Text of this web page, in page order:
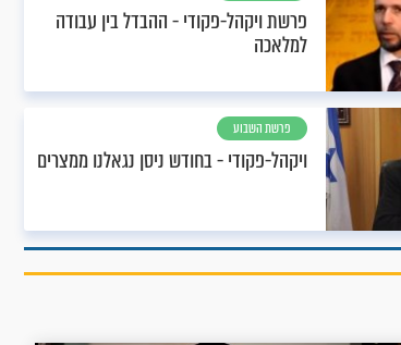
פרשת ויקהל-פקודי - ההבדל בין עבודה
למלאכה
פרשת השבוע
ויקהל-פקודי - בחודש ניסן נגאלנו ממצרים